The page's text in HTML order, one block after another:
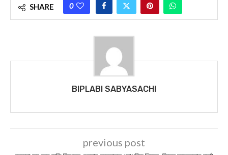
SHARE 0
BIPLABI SABYASACHI
previous post